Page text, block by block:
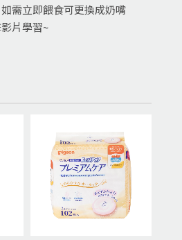
需立即餵食可更換成奶嘴
片學習~